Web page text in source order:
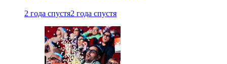
2 года спустя2 года спустя